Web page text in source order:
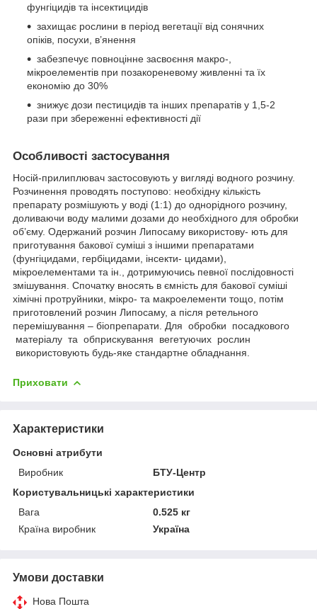
фунгіцидів та інсектицидів
захищає рослини в період вегетації від сонячних
опіків, посухи, в’янення
забезпечує повноцінне засвоєння макро-,
мікроелементів при позакореневому живленні та їх
економію до 30%
знижує дози пестицидів та інших препаратів у 1,5-2
рази при збереженні ефективності дії
Особливості застосування
Носій-прилиплювач застосовують у вигляді водного розчину.
Розчинення проводять поступово: необхідну кількість
препарату розмішують у воді (1:1) до однорідного розчину,
доливаючи воду малими дозами до необхідного для обробки
об’єму. Одержаний розчин Липосаму використову- ють для
приготування бакової суміші з іншими препаратами
(фунгіцидами, гербіцидами, інсекти- цидами),
мікроелементами та ін., дотримуючись певної послідовності
змішування. Спочатку вносять в ємність для бакової суміші
хімічні протруйники, мікро- та макроелементи тощо, потім
приготовлений розчин Липосаму, а після ретельного
перемішування – біопрепарати. Для обробки посадкового
матеріалу та обприскування вегетуючих рослин
використовують будь-яке стандартне обладнання.
Приховати
Характеристики
Основні атрибути
Виробник
БТУ-Центр
Користувальницькі характеристики
Вага
0.525 кг
Країна виробник
Україна
Умови доставки
Нова Пошта